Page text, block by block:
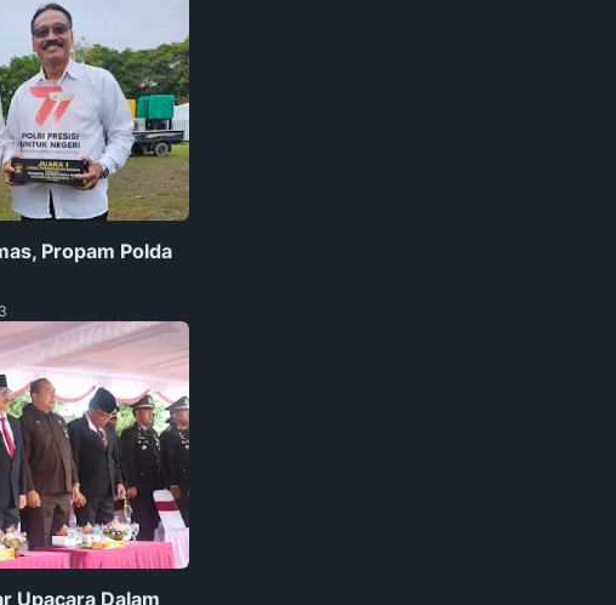
Propam Polda
Upacara Dalam